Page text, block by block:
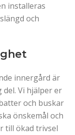
installeras
och
innergård är
Vi hjälper er
och buskar
önskemål och
till ökad trivsel